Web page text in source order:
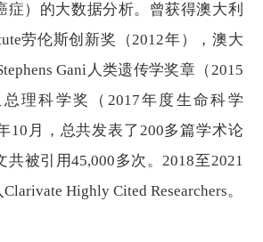
症）的大数据分析。曾获得澳大利
劳伦斯创新奖（2012年），澳大
Gani人类遗传学奖章（2015
理科学奖（ 2017年度生命科学
10月，总共发表了200多篇学术论
共被引用45,000多次。2018至2021
Clarivate Highly Cited Researchers。